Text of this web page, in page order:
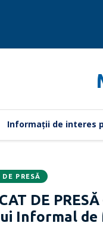
Informații de interes
PRESĂ
DE
Informal de